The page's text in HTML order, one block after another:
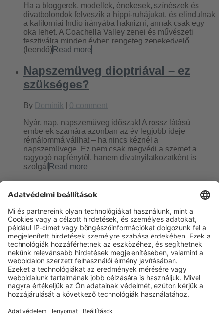
Ha a bloggerek, modellek, énekesek, színészek és
divatbolondok felveszik a hippi-ruhájukat, és elindulnak
a kaliforniai Indio irányába haknizni, annak csak egy
oka lehet. A Coachella Valley zenei és művészeti
fesztiválra minden évben rengeteg zenekedvelő
(leendő) Read more
Napszemüveg dioptriával – ez
szükséges?
By Dominik 0 comment
Nyár, nap, napszemüveg időszak! A rossz látású
emberek számára azonban az év legjobb ideje
rémálommá vállhat – ha nincs kéznél a
napszemüvege. Ez nem csak megvédi a szemet a
ragyogó napfénytől, hanem divatnyilatkozatként is
szolgál Read more
polárszűrős szemüveglencséknek
ByDominik|0 comment
A polárszűrős napszemüveg nem csak egyszerűen egy
klasszikus fényvédő. Manapság már sokkal inkább egy
nélkülözhetetlen és kötelező divat kiegészítő. Ezen
kívül a polárszűrős napszemüveg nem csak stílusos,
hanem funkcionális is. De a helyes napszemüveg
kiválasztásánálRead more